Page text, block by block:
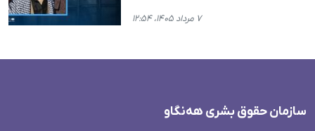
۷ مرداد ۱۴۰۵، ۱۲:۵۴
سازمان حقوق بشری هەنگاو